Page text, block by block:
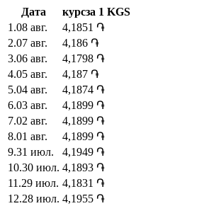
Дата курсза 1 KGS
1 .08 авг. 4,1851 ֏
2.07 авг. 4,186 ֏
3.06 авг. 4,1798 ֏
4.05 авг. 4,187 ֏
5.04 авг. 4,1874 ֏
6.03 авг. 4,1899 ֏
7.02 авг. 4,1899 ֏
8.01 авг. 4,1899 ֏
9.31 июл. 4,1949 ֏
10.30 июл. 4,1893 ֏
11 .29 июл. 4,1831 ֏
12.28 июл. 4,1955 ֏